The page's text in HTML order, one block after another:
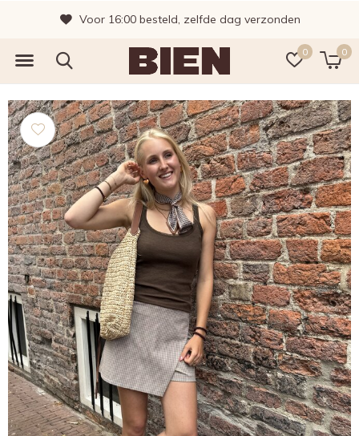
0 0
Voor 16:00 besteld, zelfde dag verzonden